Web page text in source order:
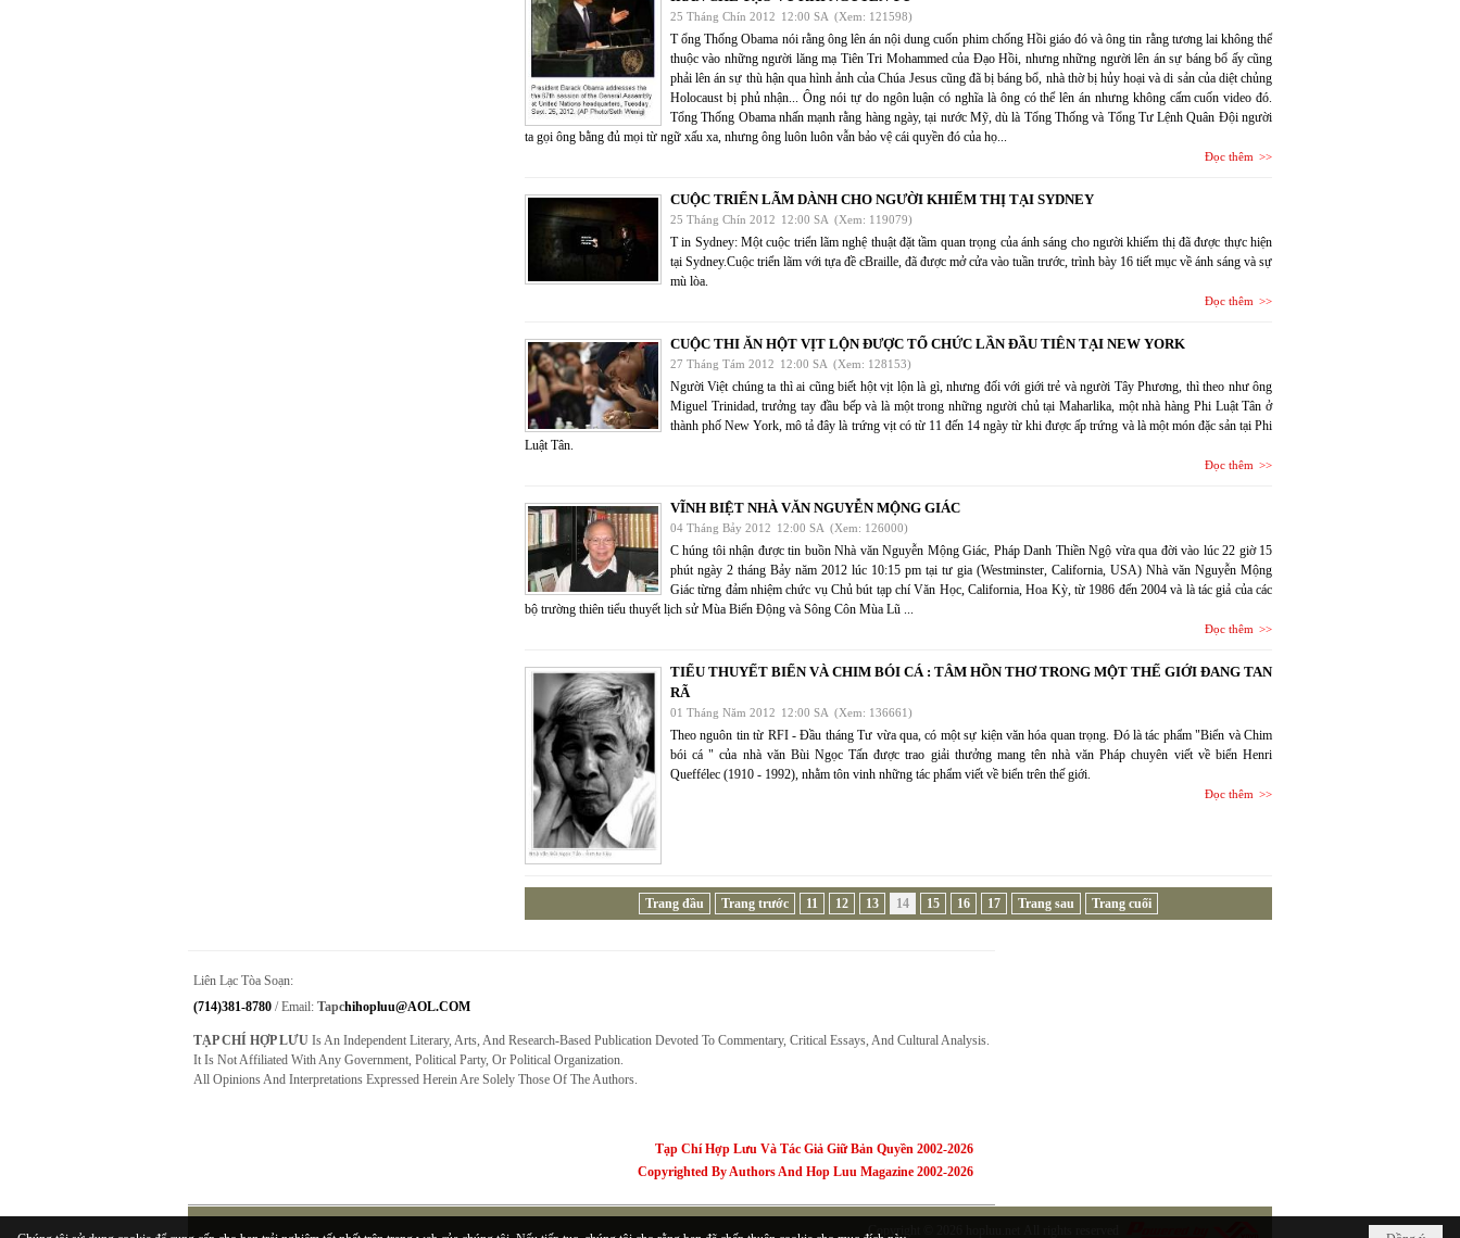
25 Tháng Chín 2012 12:00 SA (Xem: 121598)
T ổng Thống Obama nói rằng ông lên án nội dung cuốn phim chống Hồi giáo đó và ông tin rằng tương lai không thể
thuộc vào những người lăng mạ Tiên Tri Mohammed của Đạo Hồi, nhưng những người lên án sự báng bổ ấy cũng
phải lên án sự thù hận qua hình ảnh của Chúa Jesus cũng đã bị báng bổ, nhà thờ bị hủy hoại và di sản của diệt chủng
Holocaust bị phủ nhận... Ông nói tự do ngôn luận có nghĩa là ông có thể lên án nhưng không cấm cuốn video đó.
Tổng Thống Obama nhấn mạnh rằng hàng ngày, tại nước Mỹ, dù là Tổng Thống và Tổng Tư Lệnh Quân Đội người
ta gọi ông bằng đủ mọi từ ngữ xấu xa, nhưng ông luôn luôn vẫn bảo vệ cái quyền đó của họ...
Đọc thêm
CUỘC TRIỂN LÃM DÀNH CHO NGƯỜI KHIẾM THỊ TẠI SYDNEY
25 Tháng Chín 2012 12:00 SA (Xem: 119079)
T in Sydney: Một cuộc triển lãm nghệ thuật đặt tầm quan trọng của ánh sáng cho người khiếm thị đã được thực hiện
tại Sydney.Cuộc triển lãm với tựa đề cBraille, đã được mở cửa vào tuần trước, trình bày 16 tiết mục về ánh sáng và sự
mù lòa.
Đọc thêm
CUỘC THI ĂN HỘT VỊT LỘN ĐƯỢC TỔ CHỨC LẦN ĐẦU TIÊN TẠI NEW YORK
27 Tháng Tám 2012 12:00 SA (Xem: 128153)
Người Việt chúng ta thì ai cũng biết hột vịt lộn là gì, nhưng đối với giới trẻ và người Tây Phương, thì theo như ông
Miguel Trinidad, trưởng tay đầu bếp và là một trong những người chủ tại Maharlika, một nhà hàng Phi Luật Tân ở
thành phố New York, mô tả đây là trứng vịt có từ 11 đến 14 ngày từ khi được ấp trứng và là một món đặc sản tại Phi
Luật Tân.
Đọc thêm
VĨNH BIỆT NHÀ VĂN NGUYỄN MỘNG GIÁC
04 Tháng Bảy 2012 12:00 SA (Xem: 126000)
C húng tôi nhận được tin buồn Nhà văn Nguyễn Mộng Giác, Pháp Danh Thiền Ngộ vừa qua đời vào lúc 22 giờ 15
phút ngày 2 tháng Bảy năm 2012 lúc 10:15 pm tại tư gia (Westminster, California, USA) Nhà văn Nguyễn Mộng
Giác từng đảm nhiệm chức vụ Chủ bút tạp chí Văn Học, California, Hoa Kỳ, từ 1986 đến 2004 và là tác giả của các
bộ trường thiên tiểu thuyết lịch sử Mùa Biển Động và Sông Côn Mùa Lũ ...
Đọc thêm
TIỂU THUYẾT BIỂN VÀ CHIM BÓI CÁ : TÂM HỒN THƠ TRONG MỘT THẾ GIỚI ĐANG TAN
RÃ
01 Tháng Năm 2012 12:00 SA (Xem: 136661)
Theo nguôn tin từ RFI - Đầu tháng Tư vừa qua, có một sự kiện văn hóa quan trọng. Đó là tác phẩm "Biển và Chim
bói cá " của nhà văn Bùi Ngọc Tấn được trao giải thưởng mang tên nhà văn Pháp chuyên viết về biển Henri
Queffélec (1910 - 1992), nhằm tôn vinh những tác phẩm viết về biển trên thế giới.
Đọc thêm
Trang đầu Trang trước 11 12 13 14 15 16 17 Trang sau Trang cuối
Liên Lạc Tòa Soạn:
(714)381-8780 / Email: TapcHihopluu@AOL.COM
TẠP CHÍ HỢP LƯU Is An Independent Literary, Arts, And Research-Based Publication Devoted To Commentary, Critical Essays, And Cultural Analysis.
It Is Not Affiliated With Any Government, Political Party, Or Political Organization.
All Opinions And Interpretations Expressed Herein Are Solely Those Of The Authors.
Tạp Chí Hợp Lưu Và Tác Giả Giữ Bản Quyền 2002-2026
Copyrighted By Authors And Hop Luu Magazine 2002-2026
Copyright © 2026